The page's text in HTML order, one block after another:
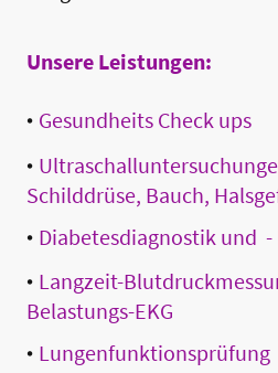
Unsere Leistungen:
• Gesundheits Check ups
•
Schilddrüse, Bauch,
• Diabetesdiagnostik und
• Langzeit-
Belastungs-EKG
• Lungenfunktionsprüfung